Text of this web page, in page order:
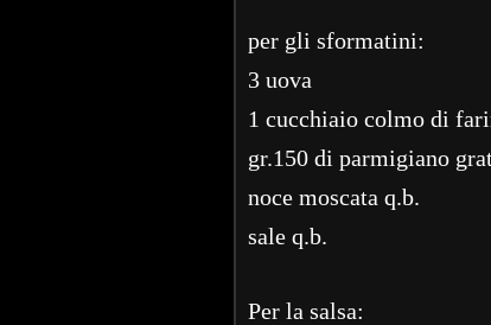
per gli sformatini:
3 uova
1 cucchiaio colmo di
gr.150 di parmigiano
noce moscata q.b.
sale q.b.
Per la salsa: